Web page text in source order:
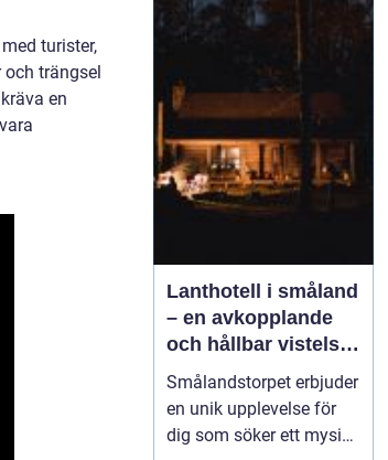
turister,
trängsel
en
lockar många, finns det
en växande skara av
resenärer som söker
något mer speciellt.05
mars 2025
Lanthotell i småland
– en avkopplande
och hållbar vistelse
på smålandstorpet
Smålandstorpet erbjuder
en unik upplevelse för
dig som söker ett mysigt